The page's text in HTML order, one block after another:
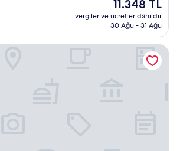
fiyat:
11.348 TL
11.348 TL
vergiler ve ücretler dâhildir
30 Ağu - 31 Ağu
Kauai Wailua Bay, HI